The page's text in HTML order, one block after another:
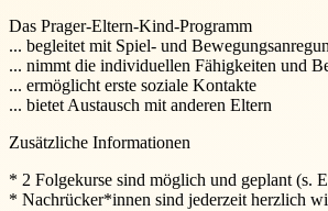
Das Prager-Eltern-Kind-Programm
... begleitet mit Spiel- und
... nimmt die individuellen Fähigkeiten und
... ermöglicht erste soziale Kontakte
... bietet Austausch mit anderen Eltern
Zusätzliche Informationen
* 2 Folgekurse sind möglich und geplant (s.
* Nachrücker*innen sind jederzeit herzlich